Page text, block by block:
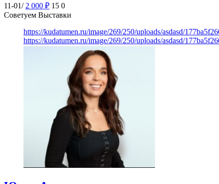
11-01/ 2 000 ₽ 15 0
Советуем Выставки
https://kudatumen.ru/image/269/250/uploads/asdasd/
https://kudatumen.ru/image/269/250/uploads/asdasd/